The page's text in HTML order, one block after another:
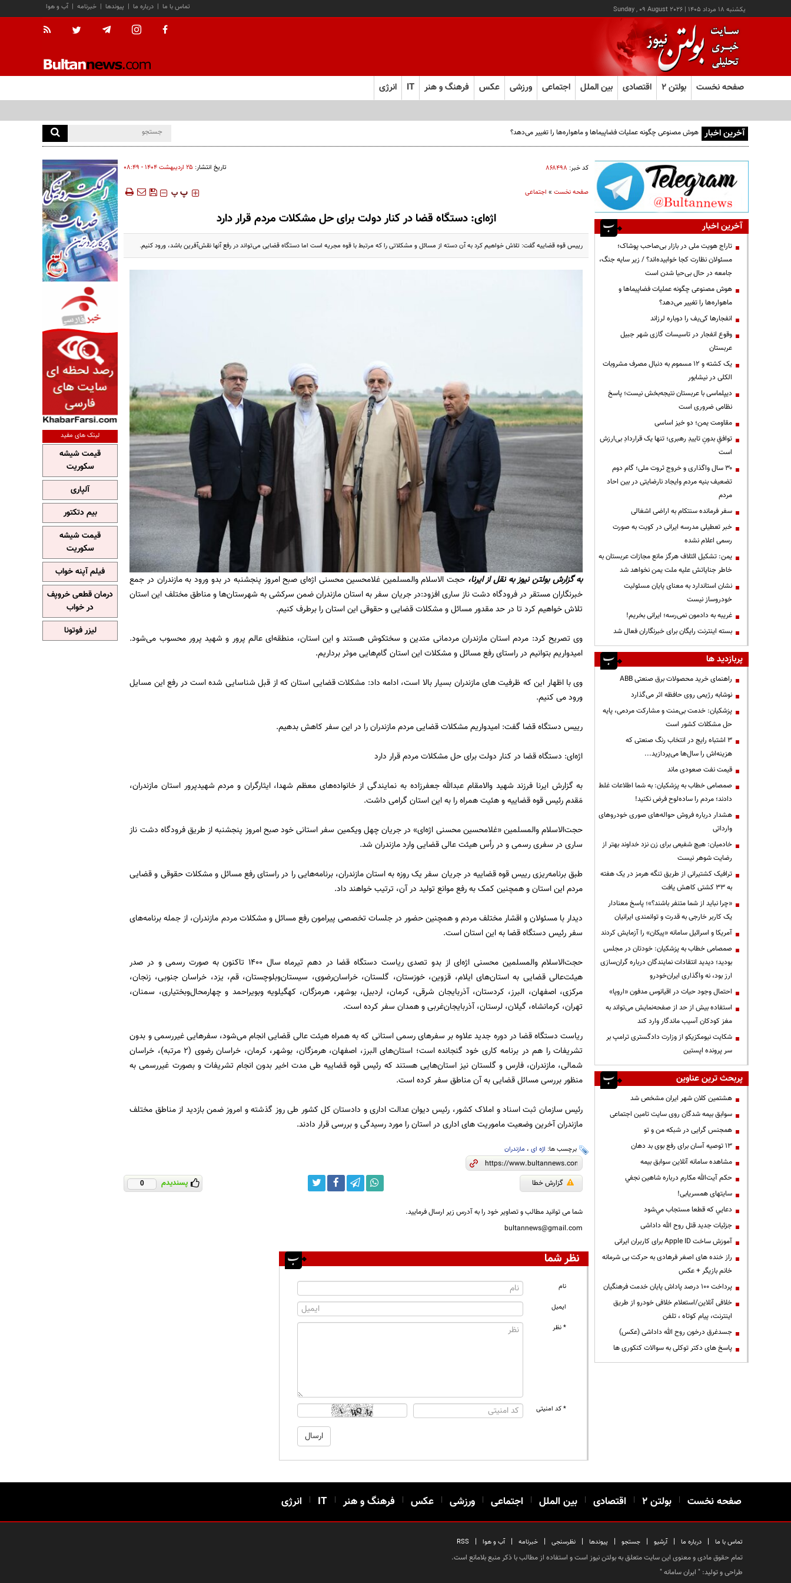
يکشنبه ۱۸ مرداد ۱۴۰۵ |
Sunday , 09 August 2026 آب و هوا | خبرنامه | پیوندها | درباره ما | تماس با ما
صفحه نخست بولتن ۲ اقتصادی بین الملل اجتماعی ورزشی عکس فرهنگ و هنر IT انرژی
آخرین اخبار
کد خبر: ۸۶۸۴۹۸ تاریخ انتشار: ۲۵ ارديبهشت ۱۴۰۴ - ۰۸:۴۹
صفحه نخست» اجتماعی ‍‍‍ پ پ
اژه‌ای: دستگاه قضا در کنار دولت برای حل مشکلات مردم قرار دارد
رییس قوه قضاییه گفت: تلاش خواهیم کرد به آن دسته از مسائل و مشکلاتی را که مرتبط با قوه مجریه است اما دستگاه قضایی می‌تواند در رفع آنها نقش‌آفرین باشد، ورود کنیم.
به گزارشبولتن نیوزبه نقل از ایرنا، حجت الاسلام والمسلمین غلامحسین محسنی اژه‌ای صبح امروز پنجشنبه در بدو ورود به مازندران در جمع
خبرنگاران مستقر در فرودگاه دشت ناز ساری افزود:در جریان سفر به استان مازندران ضمن سرکشی به شهرستان‌ها و مناطق مختلف این استان
تلاش خواهیم کرد تا در حد مقدور مسائل و مشکلات قضایی و حقوقی این استان را برطرف کنیم.
وی تصریح کرد: مردم استان مازندران مردمانی متدین و سختکوش هستند و این استان، منطقه‌ای عالم پرور و شهید پرور محسوب می‌شود.
امیدواریم بتوانیم در راستای رفع مسائل و مشکلات این استان گام‌هایی موثر برداریم.
وی با اظهار این که ظرفیت های مازندران بسیار بالا است، ادامه داد: مشکلات قضایی استان که از قبل شناسایی شده است در رفع این مسایل
ورود می کنیم.
رییس دستگاه قضا گفت: امیدواریم مشکلات قضایی مردم مازندران را در این سفر کاهش بدهیم.
اژه‌ای: دستگاه قضا در کنار دولت برای حل مشکلات مردم قرار دارد
به گزارش ایرنا فرزند شهید والامقام عبدالله جعفرزاده به نمایندگی از خانواده‌های معظم شهدا، ایثارگران و مردم شهیدپرور استان مازندران،
مَقدم رئیس قوه قضاییه و هئیت همراه را به این استان گرامی داشت.
حجت‌الاسلام والمسلمین «غلامحسین محسنی اژه‌ای» در جریان چهل ویکمین سفر استانی خود صبح امروز پنجشنبه از طریق فرودگاه دشت ناز
ساری در سفری رسمی و در رأس هیئت عالی قضایی وارد مازندران شد.
طبق برنامه‌ریزی رییس قوه قضاییه در جریان سفر یک روزه به استان مازندران، برنامه‌هایی را در راستای رفع مسائل و مشکلات حقوقی و قضایی
مردم این استان و همچنین کمک به رفع موانع تولید در آن، ترتیب خواهند داد.
دیدار با مسئولان و اقشار مختلف مردم و همچنین حضور در جلسات تخصصی پیرامون رفع مسائل و مشکلات مردم مازندران، از جمله برنامه‌های
سفر رئیس دستگاه قضا به این استان است.
حجت‌الاسلام والمسلمین محسنی اژه‌ای از بدو تصدی ریاست دستگاه قضا در دهم تیرماه سال ۱۴۰۰ تاکنون به صورت رسمی و در صدر
هیئت‌عالی قضایی به استان‌های ایلام، قزوین، خوزستان، گلستان، خراسان‌رضوی، سیستان‌وبلوچستان، قم، یزد، خراسان جنوبی، زنجان،
مرکزی، اصفهان، البرز، کردستان، آذربایجان شرقی، کرمان، اردبیل، بوشهر، هرمزگان، کهگیلویه وبویراحمد و چهارمحال‌وبختیاری، سمنان،
تهران، کرمانشاه، گیلان، لرستان، آذربایجان‌غربی و همدان سفر کرده است.
ریاست دستگاه قضا در دوره جدید علاوه بر سفرهای رسمی استانی که به همراه هیئت عالی قضایی انجام می‌شود، سفرهایی غیررسمی و بدون
تشریفات را هم در برنامه کاری خود گنجانده‌ است؛ استان‌های البرز، اصفهان، هرمزگان، بوشهر، کرمان، خراسان رضوی (۲ مرتبه)، خراسان
شمالی، مازندران، فارس و گلستان نیز استان‌هایی هستند که رئیس قوه قضاییه طی مدت اخیر بدون انجام تشریفات و بصورت غیررسمی به
منظور بررسی مسائل قضایی به آن مناطق سفر کرده است.
رئیس سازمان ثبت اسناد و املاک کشور، رئیس دیوان عدالت اداری و دادستان کل کشور طی روز گذشته و امروز ضمن بازدید از مناطق مختلف
مازندران آخرین وضعیت ماموریت های اداری در استان را مورد رسیدگی و بررسی قرار دادند.
برچسب ها: اژه ای، مازندران
گزارش خطا پسندیدم 0
شما می توانید مطالب و تصاویر خود را به آدرس زیر ارسال فرمایید.
bultannews@gmail.com
نظر شما
نام
ایمیل
* نظر
* کد امنیتی
آخرین اخبار
تاراج هویت ملی در بازار بی‌صاحب پوشاک؛
مسئولان نظارت کجا خوابیده‌اند؟ / زیر سایه جنگ،
جامعه در حال بی‌حیا شدن است
هوش مصنوعی چگونه عملیات فضاپیماها و
ماهواره‌ها را تغییر می‌دهد؟
انفجارها کی‌یف را دوباره لرزاند
وقوع انفجار در تاسیسات گازی شهر جبیل
عربستان
یک کشته و ۱۲ مسموم به دنبال مصرف مشروبات
الکلی در نیشابور
دیپلماسی با عربستان نتیجه‌بخش نیست؛ پاسخ
نظامی ضروری است
مقاومت یمن؛ دو خیز اساسی
توافقِ بدونِ تاییدِ رهبری؛ تنها یک قراردادِ بی‌ارزش
است
۳۰ سال واگذاری و خروج ثروت ملی؛ گام دوم
تضعیف بنیه مردم وایجاد نارضایتی در بین احاد
مردم
سفر فرمانده سنتکام به اراضی اشغالی
خبر تعطیلی مدرسه ایرانی در کویت به صورت
رسمی اعلام نشده
یمن: تشکیل ائتلاف هرگز مانع مجازات عربستان به
خاطر جنایاتش علیه ملت یمن نخواهد شد
نشان استاندارد به معنای پایان مسئولیت
خودروساز نیست
غریبه به دادمون نمی‌رسه؛ ایرانی بخریم!
بسته اینترنت رایگان برای خبرنگاران فعال شد
پربازدید ها
راهنمای خرید محصولات برق صنعتی ABB
نوشابه رژیمی روی حافظه اثر می‌گذارد
پزشکیان: خدمت بی‌منت و مشارکت مردمی، پایه
حل مشکلات کشور است
3 اشتباه رایج در انتخاب رنگ صنعتی که
هزینه‌اش را سال‌ها می‌پردازید...
قیمت نفت صعودی ماند
صمصامی خطاب به پزشکیان: به شما اطلاعات غلط
دادند؛ مردم را ساده‌لوح فرض نکنید!
هشدار درباره فروش حواله‌های صوری خودروهای
وارداتی
خادمیان: هیچ شفیعی برای زن نزد خداوند بهتر از
رضایت شوهر نیست
ترافیک کشتیرانی از طریق تنگه هرمز در یک هفته
به ۳۳ کشتی کاهش یافت
«چرا نباید از شما متنفر باشند؟»؛ پاسخ معنادار
یک کاربر خارجی به قدرت و توانمندی ایرانیان
آمریکا و اسرائیل سامانه «پیکان» را آزمایش کردند
صمصامی خطاب به پزشکیان: خودتان در مجلس
بودید؛ دیدید انتقادات نمایندگان درباره گران‌سازی
ارز بود، نه واگذاری ایران‌خودرو
احتمال وجود حیات در اقیانوس مدفون «اروپا»
استفاده بیش از حد از صفحه‌نمایش می‌تواند به
مغز کودکان آسیب ماندگار وارد کند
شکایت نیومکزیکو از وزارت دادگستری ترامپ بر
سر پرونده اپستین
پربحث ترین عناوین
هشتمین کلان شهر ایران مشخص شد
سوابق بیمه شدگان روی سایت تامین اجتماعی
همجنس گرایی در شبکه من و تو
13 توصیه آسان برای رفع بوی بد دهان
مشاهده سامانه آنلاين سوابق بیمه
حكم آيت‌الله مكارم درباره شاهين نجفي
سایتهای همسریابی!
دعايي كه قطعا مستجاب مي‌شود
جزئیات جدید قتل روح الله داداشی
آموزش ساخت Apple ID برای کاربران ایرانی
راز خنده های اصغر فرهادی به حرکت بی شرمانه
خانم بازیگر + عکس
پرداخت ۱۰۰ درصد پاداش پایان خدمت فرهنگیان
خلافی آنلاین/استعلام خلافی خودرو از طریق
اینترنت، پیام کوتاه ، تلفن
جسدغرق درخون روح الله داداشی (عکس)
پاسخ های دکتر توکلی به سوالات کنکوری ها
لینک های مفید
قیمت شیشه
سکوریت
آلپاری
بیم دتکتور
قیمت شیشه
سکوریت
فیلم آپنه خواب
درمان قطعی خروپف
در خواب
لیزر فوتونا
صفحه نخست | بولتن ۲ | اقتصادی | بین الملل | اجتماعی | ورزشی | عکس | فرهنگ و هنر |
IT
| انرژی
تماس با ما | درباره ما | آرشیو | جستجو | پیوندها | نظرسنجی | خبرنامه | آب و هوا |
RSS
تمام حقوق مادی و معنوی این سایت متعلق به بولتن نیوز است و استفاده از مطالب با ذکر منبع بلامانع است.
طراحی و تولید: " ایران سامانه"